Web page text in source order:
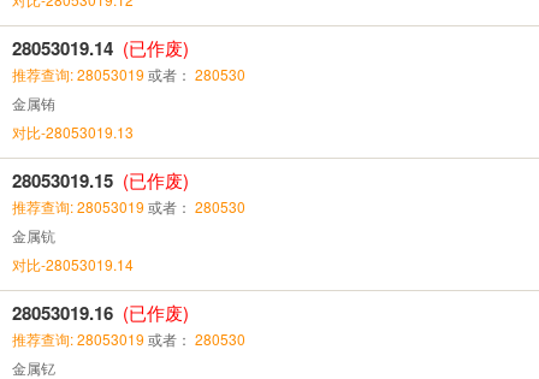
28053019.14 (已作废)
推荐查询: 28053019 或者： 280530
金属铕
对比-28053019.13
28053019.15 (已作废)
推荐查询: 28053019 或者： 280530
金属钪
对比-28053019.14
28053019.16 (已作废)
推荐查询: 28053019 或者： 280530
金属钇